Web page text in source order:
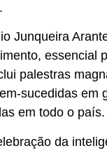
Junqueira
essencial
palestras
sucedidas em
em todo o país.
da